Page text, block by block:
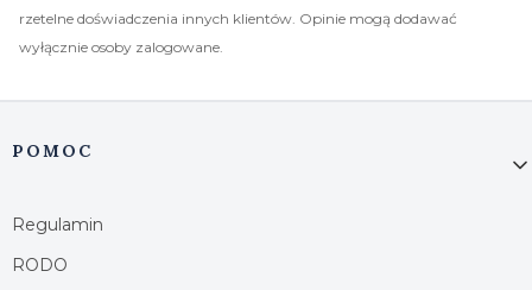
rzetelne doświadczenia innych klientów. Opinie mogą dodawać
wyłącznie osoby zalogowane.
Linki w stopce
POMOC
Regulamin
RODO